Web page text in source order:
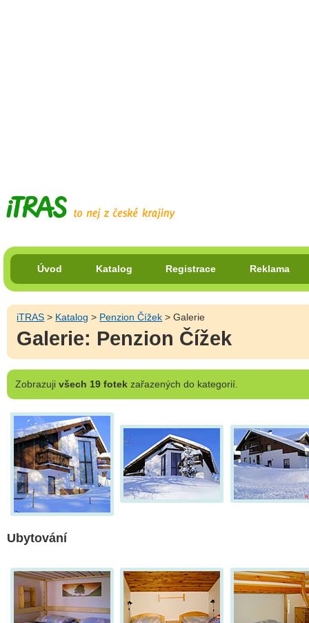
Úvod Katalog Registrace Reklama
iTRAS > Katalog > Penzion Čížek > Galerie
Galerie: Penzion Čížek
Zobrazuji všech 19 fotekzařazených do kategorií.
Ubytování